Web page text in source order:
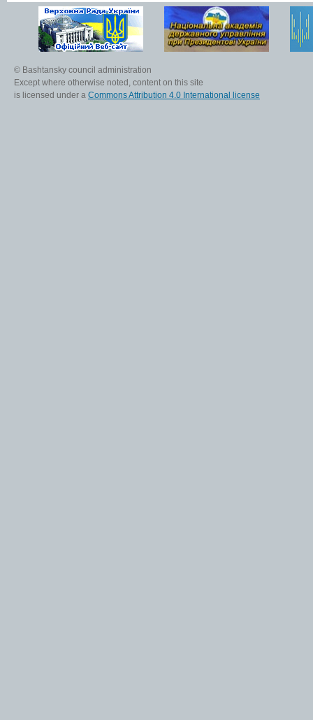
© Bashtansky council administration
Except where otherwise noted, content on this site
is licensed under a Commons Attribution 4.0 International license